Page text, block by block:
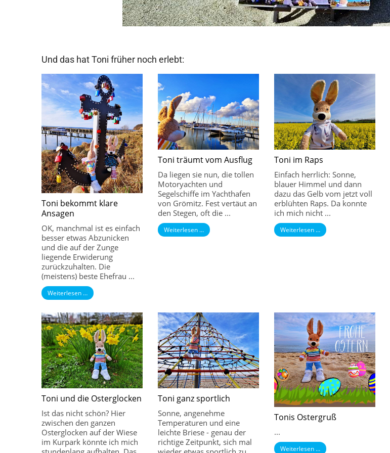
Und das hat Toni früher noch erlebt:
Toni bekommt klare
Ansagen
OK, manchmal ist es einfach
besser etwas Abzunicken
und die auf der Zunge
liegende Erwiderung
zurückzuhalten. Die
(meistens) beste Ehefrau ...
Weiterlesen …
Toni träumt vom Ausflug
Da liegen sie nun, die tollen
Motoryachten und
Segelschiffe im Yachthafen
von Grömitz. Fest vertäut an
den Stegen, oft die ...
Weiterlesen …
Toni im Raps
Einfach herrlich: Sonne,
blauer Himmel und dann
dazu das Gelb vom jetzt voll
erblühten Raps. Da konnte
ich mich nicht ...
Weiterlesen …
Toni und die Osterglocken
Ist das nicht schön? Hier
zwischen den ganzen
Osterglocken auf der Wiese
im Kurpark könnte ich mich
Toni ganz sportlich
Sonne, angenehme
Temperaturen und eine
leichte Briese - genau der
richtige Zeitpunkt, sich mal
Tonis Ostergruß
...
Weiterlesen …